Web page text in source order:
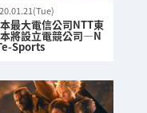
最大電信公司NTT東
將設立電競公司—N
Sports